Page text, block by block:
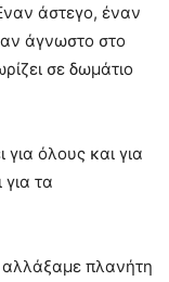
άστεγο, έναν
άγνωστο στο
σε δωμάτιο
όλους και για
για τα
πλανήτη